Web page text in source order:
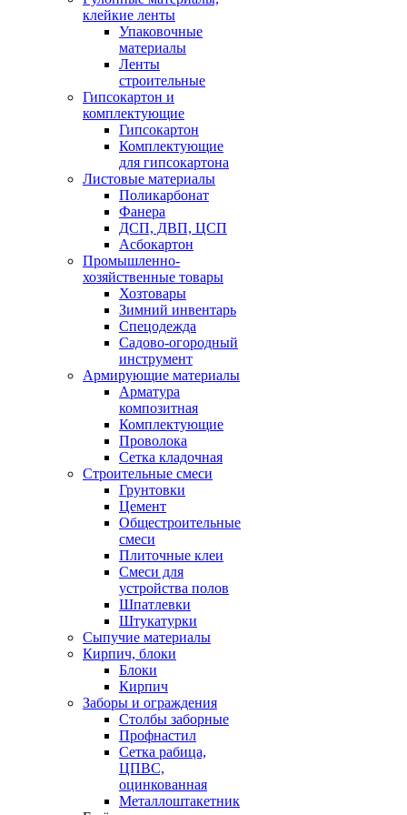
клейкие ленты
Упаковочные
материалы
Ленты
строительные
Гипсокартон и
комплектующие
Гипсокартон
Комплектующие
для гипсокартона
Листовые материалы
Поликарбонат
Фанера
ДСП, ДВП, ЦСП
Асбокартон
Промышленно-
хозяйственные товары
Хозтовары
Зимний инвентарь
Спецодежда
Садово-огородный
инструмент
Армирующие материалы
Арматура
композитная
Комплектующие
Проволока
Сетка кладочная
Строительные смеси
Грунтовки
Цемент
Общестроительные
смеси
Плиточные клеи
Смеси для
устройства полов
Шпатлевки
Штукатурки
Сыпучие материалы
Кирпич, блоки
Блоки
Кирпич
Заборы и ограждения
Столбы заборные
Профнастил
Сетка рабица,
ЦПВС,
оцинкованная
Металлоштакетник